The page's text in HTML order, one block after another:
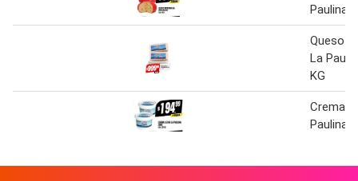
Paulina
Queso
La
KG
Crema
Paulina